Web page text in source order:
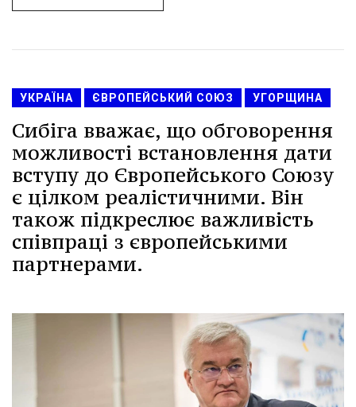
УКРАЇНА ЄВРОПЕЙСЬКИЙ СОЮЗ УГОРЩИНА
Сибіга вважає, що обговорення
можливості встановлення дати
вступу до Європейського Союзу
є цілком реалістичними. Він
також підкреслює важливість
співпраці з європейськими
партнерами.